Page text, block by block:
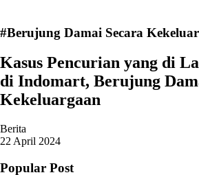
#Berujung Damai Secara
Kasus Pencurian yang di
di Indomart, Berujung
Kekeluargaan
Berita
22 April 2024
Popular Post